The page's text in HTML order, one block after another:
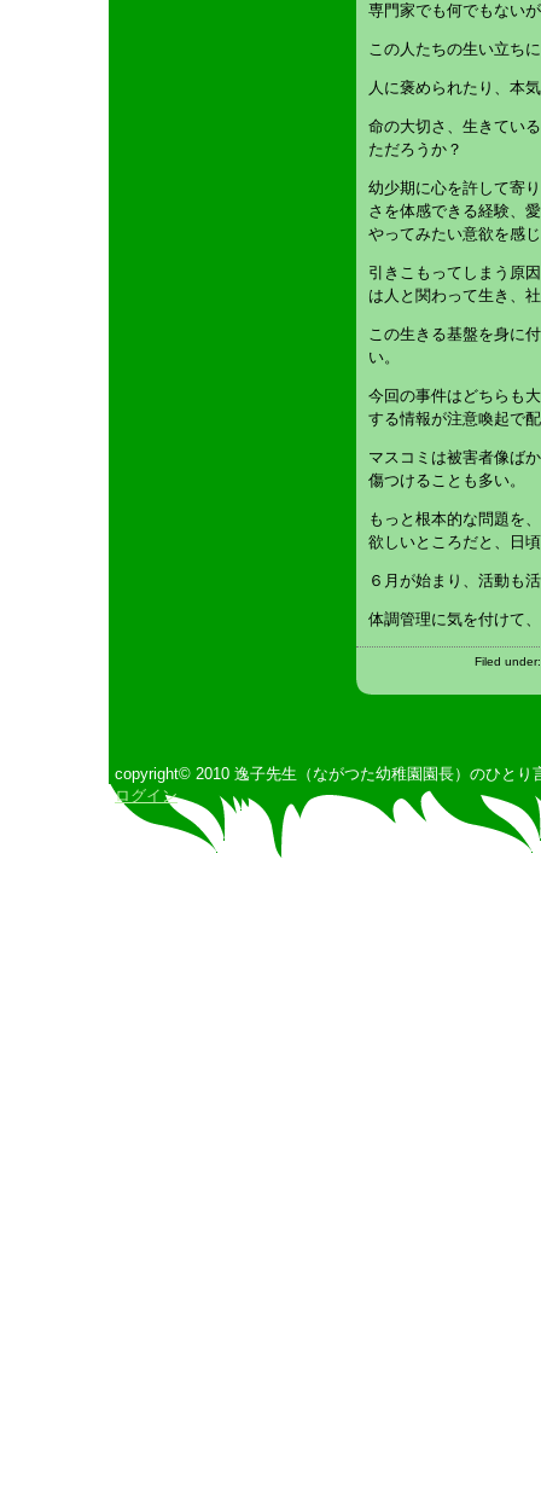
専門家でも何でもない
この人たちの生い立ち
人に褒められたり、本
命の大切さ、生きてい
ただろうか？
幼少期に心を許して寄
さを体感できる経験、
やってみたい意欲を感
引きこもってしまう原
は人と関わって生き、
この生きる基盤を身に
い。
今回の事件はどちらも
する情報が注意喚起で
マスコミは被害者像ば
傷つけることも多い。
もっと根本的な問題を
欲しいところだと、日
６月が始まり、活動も
体調管理に気を付けて
Filed
copyright© 2010 逸子先生（ながつた幼稚園園長）のひとり
ログイン